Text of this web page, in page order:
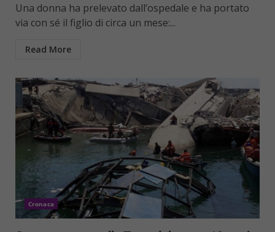
Una donna ha prelevato dall’ospedale e ha portato
via con sé il figlio di circa un mese:...
Read More
Cronaca